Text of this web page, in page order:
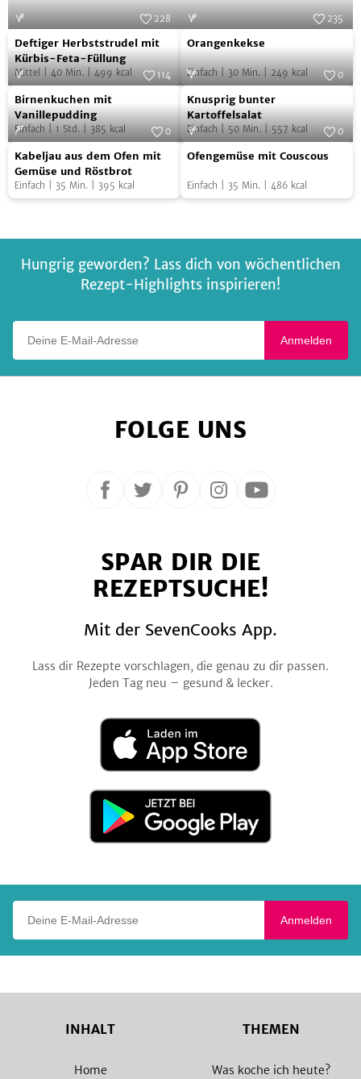
Deftiger
Herbststrudel
mit
Kürbis-
Feta-
Füllung
Foto: SevenCooks
228
Deftiger Herbststrudel mit
Kürbis-Feta-Füllung
Mittel 40 Min. 499 kcal
Orangenkekse
235
Orangenkekse
Einfach 30 Min. 249 kcal
Birnenkuchen
mit
Vanillepudding
Foto:
114
Birnenkuchen mit
Vanillepudding
Einfach 1 Std. 385 kcal
Knusprig
bunter
Kartoffelsalat
0
Knusprig bunter
Kartoffelsalat
Einfach 50 Min. 557 kcal
Kabeljau
aus
dem
und
Foto: SevenCooks
0
Kabeljau aus dem Ofen mit
Gemüse und Röstbrot
Einfach 35 Min. 395 kcal
Ofengemüse
Couscous
0
Ofengemüse mit Couscous
Einfach 35 Min. 486 kcal
Hungrig geworden? Lass dich von wöchentlichen
Rezept-Highlights inspirieren!
Anmelden
FOLGE UNS
Folge
Facebook
Folge
Twitter
Folge
Pinterest
Folge
Instagram
Folge
YouTube
SPAR DIR DIE
REZEPTSUCHE!
Mit der SevenCooks App.
Lass dir Rezepte vorschlagen, die genau zu dir passen.
Jeden Tag neu – gesund & lecker.
Laden
im
App
Jetzt
Google
Anmelden
INHALT
Home
THEMEN
Was koche ich heute?